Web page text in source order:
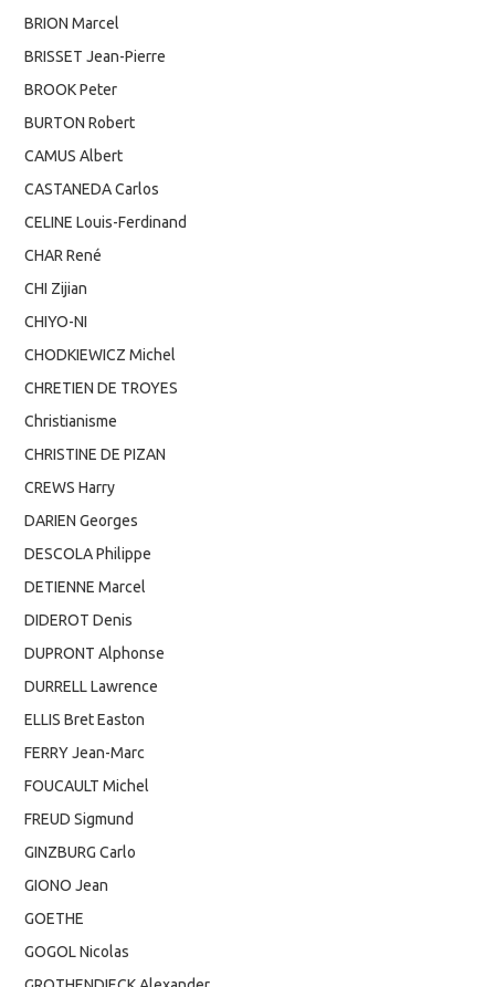
BRION Marcel
BRISSET Jean-Pierre
BROOK Peter
BURTON Robert
CAMUS Albert
CASTANEDA Carlos
CELINE Louis-Ferdinand
CHAR René
CHI Zijian
CHIYO-NI
CHODKIEWICZ Michel
CHRETIEN DE TROYES
Christianisme
CHRISTINE DE PIZAN
CREWS Harry
DARIEN Georges
DESCOLA Philippe
DETIENNE Marcel
DIDEROT Denis
DUPRONT Alphonse
DURRELL Lawrence
ELLIS Bret Easton
FERRY Jean-Marc
FOUCAULT Michel
FREUD Sigmund
GINZBURG Carlo
GIONO Jean
GOETHE
GOGOL Nicolas